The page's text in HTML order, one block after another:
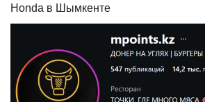
Honda в Шымкенте